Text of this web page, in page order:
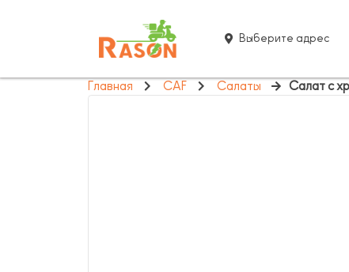
Выберите адрес
Главная CAF Салаты Салат с